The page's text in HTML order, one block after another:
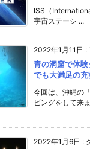
ISS（
宇宙ステーシ ...
2022年1月11日 :
青の洞窟で体
でも大満足の充
今回は、沖縄の
ビングをして来
2022年1月6日 :